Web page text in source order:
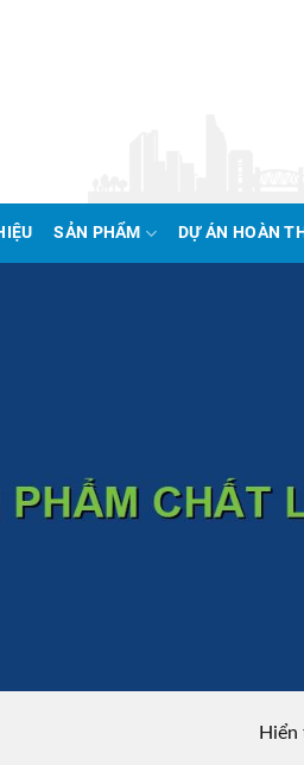
SẢN PHẨM DỰ ÁN HOÀN